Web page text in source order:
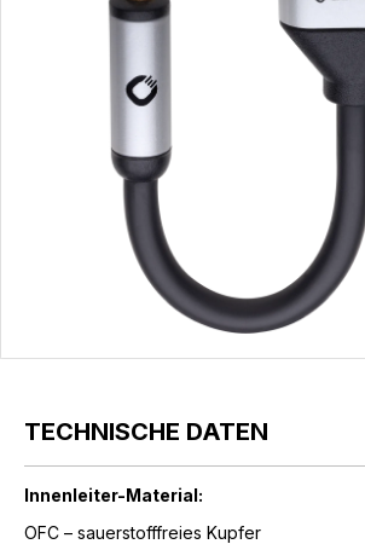
TECHNISCHE DATEN
Innenleiter-Material:
OFC – sauerstofffreies Kupfer